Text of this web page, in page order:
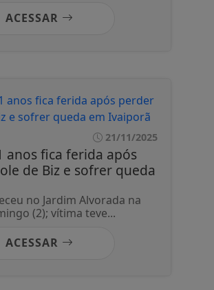
ACESSAR
21/11/2025
anos fica ferida após
de Biz e sofrer queda
no Jardim Alvorada na
(2); vítima teve...
ACESSAR